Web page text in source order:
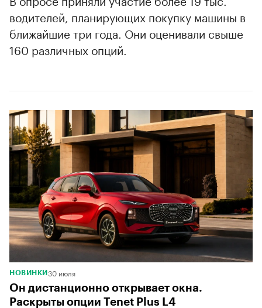
водителей, планирующих покупку машины в
ближайшие три года. Они оценивали свыше
160 различных опций.
НОВИНКИ 30 июля
Он дистанционно открывает окна.
Раскрыты опции Tenet Plus L4